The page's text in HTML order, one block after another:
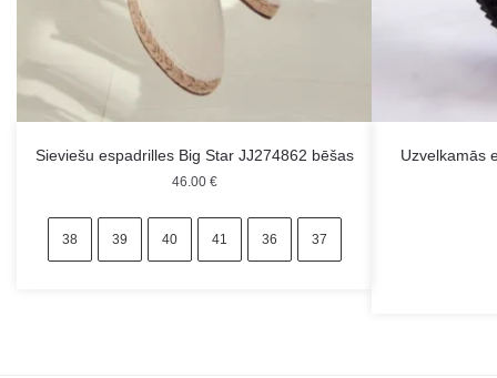
Sieviešu espadrilles Big Star JJ274862 bēšas
46.00 €
38 39 40 41 36 37
Uzvelkamās